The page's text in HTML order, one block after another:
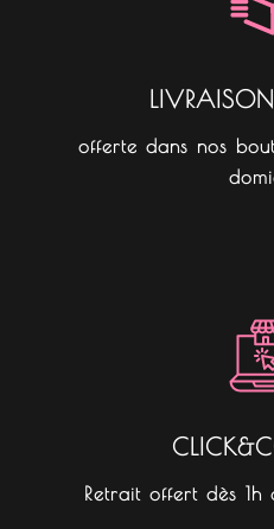
m
LIVRAISON
offerte dans nos
Retrait offert dès 1h